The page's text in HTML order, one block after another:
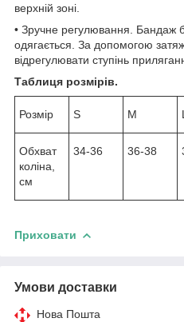
верхній зоні.
• Зручне регулювання. Бандаж
одягається. За допомогою
відрегулювати ступінь
Таблиця розмірів.
Розмір S M L
Обхват
коліна,
см
34-36 36-38
Приховати
Умови доставки
Нова Пошта